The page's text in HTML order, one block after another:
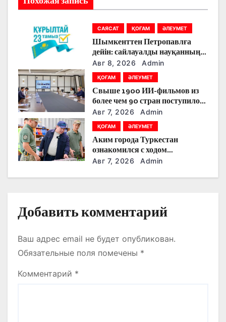
о
п
и
с
я
м
САЯСАТ ҚОҒАМ ӘЛЕУМЕТ
Шымкенттен Петропавлға
дейін: сайлауалды науқанның
кезекті күнінде партияларды
қандай тақырыптар
тоғыстырды
Авг 8, 2026 Admin
ҚОҒАМ ӘЛЕУМЕТ
Свыше 1900 ИИ-фильмов из
более чем 90 стран поступило
на Astana AI Film Festival
Авг 7, 2026 Admin
ҚОҒАМ ӘЛЕУМЕТ
Аким города Туркестан
ознакомился с ходом
строительства военного
Авг 7, 2026 Admin
Добавить комментарий
Ваш адрес email не будет опубликован.
Обязательные поля помечены *
Комментарий *